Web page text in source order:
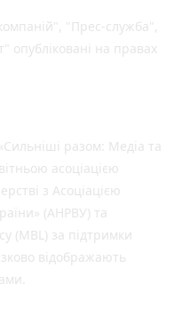
"Прес-служба",
опубліковані на правах
разом: Медіа та
асоціацією
з Асоціацією
(АНРВУ) та
(MBL) за підтримки
відображають